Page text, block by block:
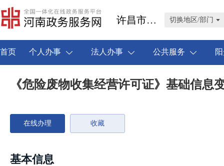
许昌市禹州市 切换地区/部门
首页 个人办事 法人办事 公共服务
《危险废物收集经营许可证》基础信息
在线办理 收藏
基本信息